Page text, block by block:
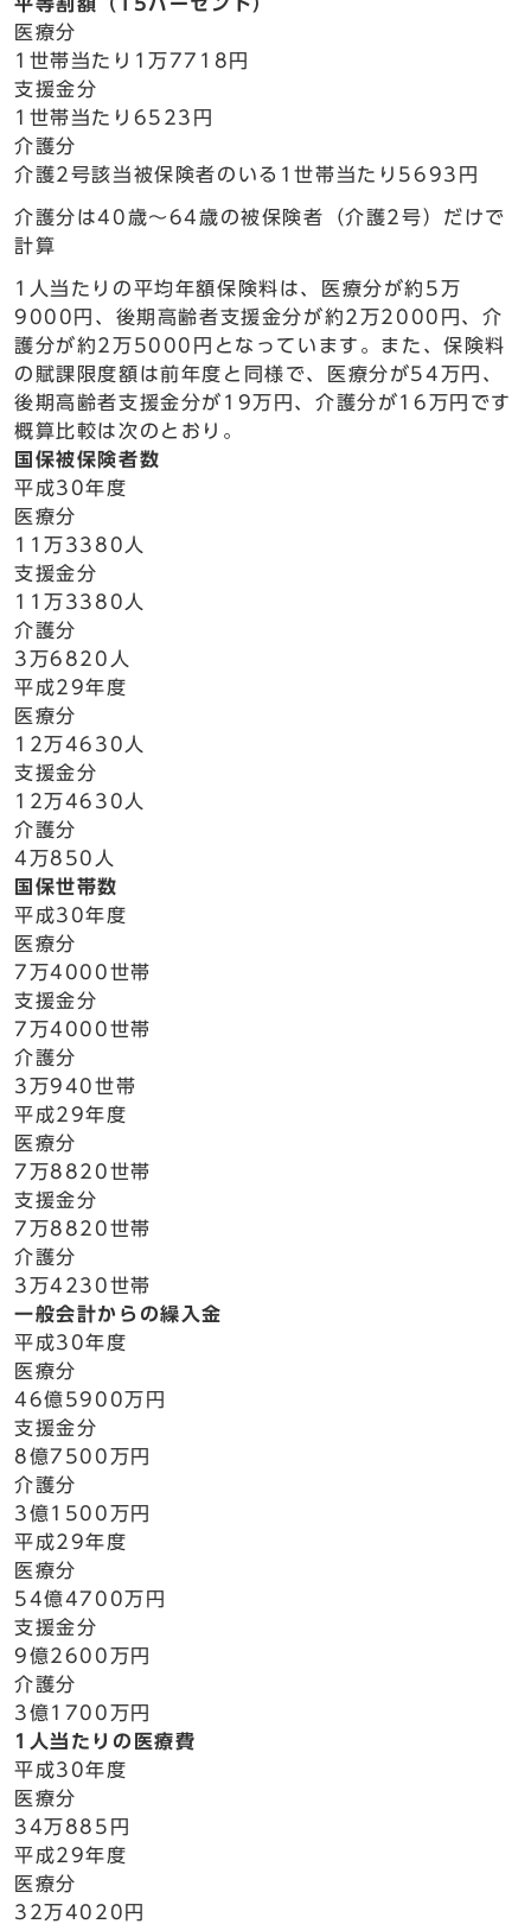
医療分
1世帯当たり1万7718円
支援金分
1世帯当たり6523円
介護分
介護2号該当被保険者のいる1世帯当たり5693円
介護分は40歳～64歳の被保険者（介護2号）だけで
計算
1人当たりの平均年額保険料は、医療分が約5万
9000円、後期高齢者支援金分が約2万2000円、介
護分が約2万5000円となっています。また、保険料
の賦課限度額は前年度と同様で、医療分が54万円、
後期高齢者支援金分が19万円、介護分が16万円です
概算比較は次のとおり。
国保被保険者数
平成30年度
医療分
11万3380人
支援金分
11万3380人
介護分
3万6820人
平成29年度
医療分
12万4630人
支援金分
12万4630人
介護分
4万850人
国保世帯数
平成30年度
医療分
7万4000世帯
支援金分
7万4000世帯
介護分
3万940世帯
平成29年度
医療分
7万8820世帯
支援金分
7万8820世帯
介護分
3万4230世帯
一般会計からの繰入金
平成30年度
医療分
46億5900万円
支援金分
8億7500万円
介護分
3億1500万円
平成29年度
医療分
54億4700万円
支援金分
9億2600万円
介護分
3億1700万円
1人当たりの医療費
平成30年度
医療分
34万885円
平成29年度
医療分
32万4020円